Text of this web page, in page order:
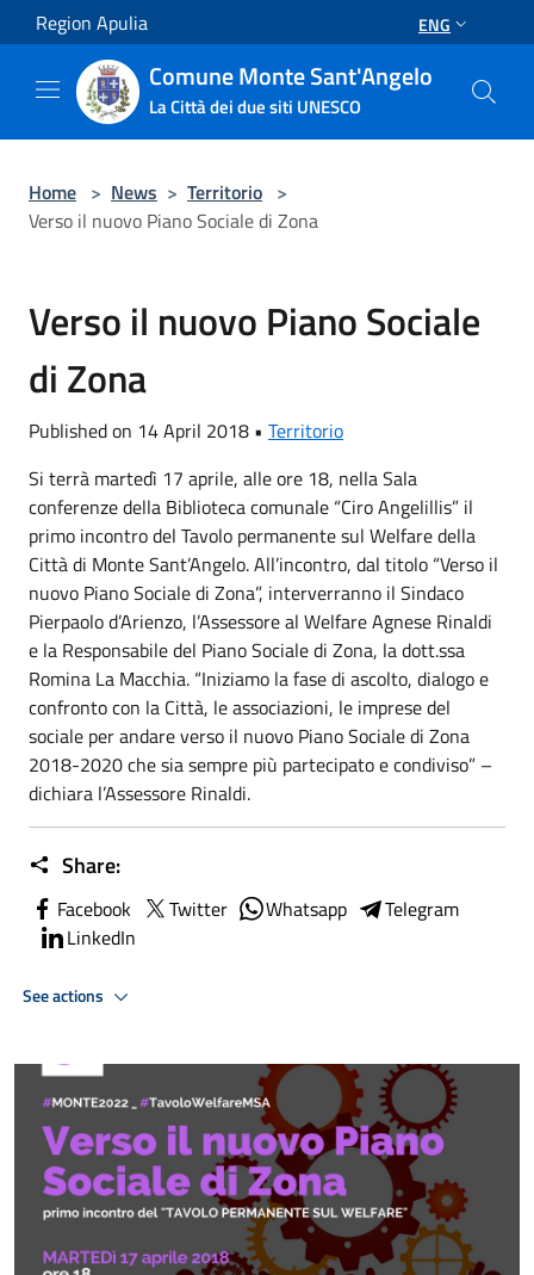
Salta al contenuto principale
Region Apulia ENG
Comune Monte Sant'Angelo
La Città dei due siti UNESCO
Home > News > Territorio >
Verso il nuovo Piano Sociale di Zona
Verso il nuovo Piano Sociale
di Zona
Published on 14 April 2018 • Territorio
Si terrà martedì 17 aprile, alle ore 18, nella Sala
conferenze della Biblioteca comunale “Ciro Angelillis” il
primo incontro del Tavolo permanente sul Welfare della
Città di Monte Sant’Angelo. All’incontro, dal titolo “Verso il
nuovo Piano Sociale di Zona”, interverranno il Sindaco
Pierpaolo d’Arienzo, l’Assessore al Welfare Agnese Rinaldi
e la Responsabile del Piano Sociale di Zona, la dott.ssa
Romina La Macchia. “Iniziamo la fase di ascolto, dialogo e
confronto con la Città, le associazioni, le imprese del
sociale per andare verso il nuovo Piano Sociale di Zona
2018-2020 che sia sempre più partecipato e condiviso” –
dichiara l’Assessore Rinaldi.
Share:
Facebook Twitter Whatsapp
Telegram
LinkedIn
See actions